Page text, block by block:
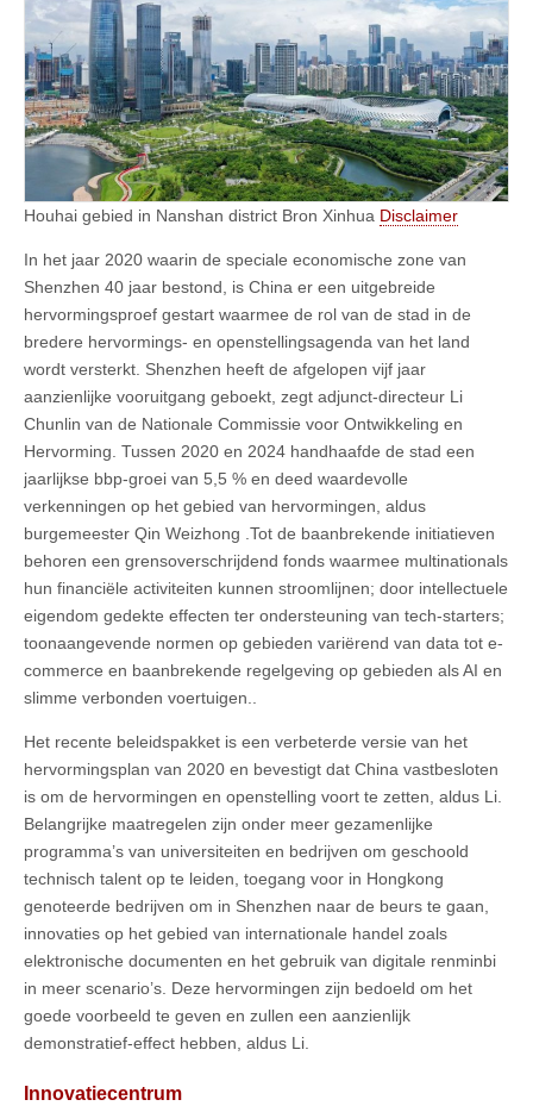
Houhai gebied in Nanshan district Bron Xinhua Disclaimer
In het jaar 2020 waarin de speciale economische zone van
Shenzhen 40 jaar bestond, is China er een uitgebreide
hervormingsproef gestart waarmee de rol van de stad in de
bredere hervormings- en openstellingsagenda van het land
wordt versterkt. Shenzhen heeft de afgelopen vijf jaar
aanzienlijke vooruitgang geboekt, zegt adjunct-directeur Li
Chunlin van de Nationale Commissie voor Ontwikkeling en
Hervorming. Tussen 2020 en 2024 handhaafde de stad een
jaarlijkse bbp-groei van 5,5 % en deed waardevolle
verkenningen op het gebied van hervormingen, aldus
burgemeester Qin Weizhong .Tot de baanbrekende initiatieven
behoren een grensoverschrijdend fonds waarmee multinationals
hun financiële activiteiten kunnen stroomlijnen; door intellectuele
eigendom gedekte effecten ter ondersteuning van tech-starters;
toonaangevende normen op gebieden variërend van data tot e-
commerce en baanbrekende regelgeving op gebieden als AI en
slimme verbonden voertuigen..
Het recente beleidspakket is een verbeterde versie van het
hervormingsplan van 2020 en bevestigt dat China vastbesloten
is om de hervormingen en openstelling voort te zetten, aldus Li.
Belangrijke maatregelen zijn onder meer gezamenlijke
programma’s van universiteiten en bedrijven om geschoold
technisch talent op te leiden, toegang voor in Hongkong
genoteerde bedrijven om in Shenzhen naar de beurs te gaan,
innovaties op het gebied van internationale handel zoals
elektronische documenten en het gebruik van digitale renminbi
in meer scenario’s. Deze hervormingen zijn bedoeld om het
goede voorbeeld te geven en zullen een aanzienlijk
demonstratief-effect hebben, aldus Li.
Innovatiecentrum